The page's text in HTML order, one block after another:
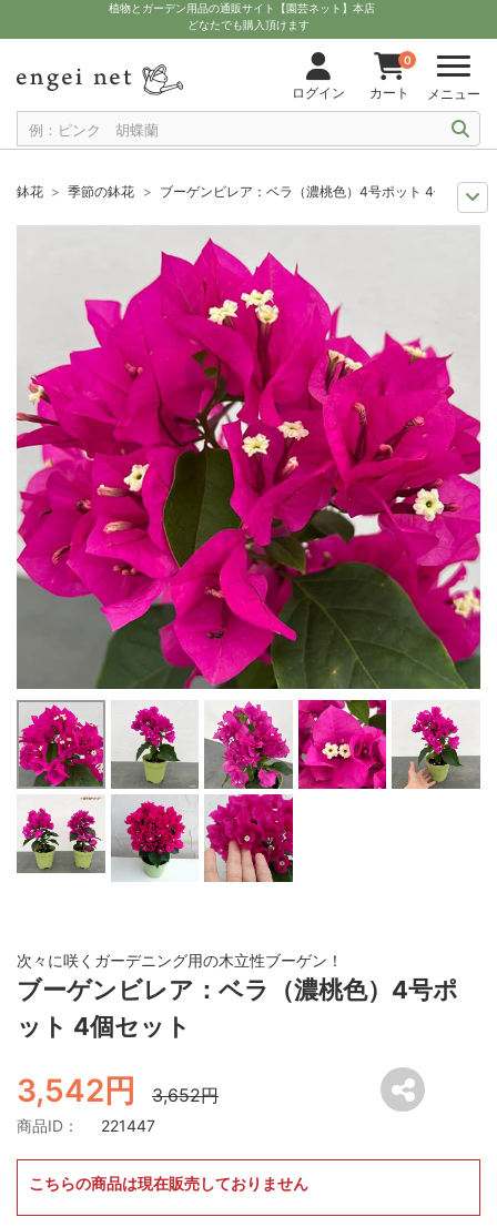
植物とガーデン用品の通販サイト【園芸ネット】本店
どなたでも購入頂けます
ログイン
0
カート メニュー
鉢花 季節の鉢花
ブーゲンビレア：ベラ（濃桃色）4号ポット 4個セット
夏の園芸
南国の植物とトロピカルフルーツ ブーゲンビレア：ベラ（濃
次々に咲くガーデニング用の木立性ブーゲン！
ブーゲンビレア：ベラ（濃桃色）4号ポ
ット 4個セット
3,542円 3,652円
商品ID： 221447
こちらの商品は現在販売しておりません